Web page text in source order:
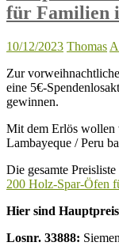
für Familien
10/12/2023 Thomas
Zur
eine 5€-
gewinnen.
Mit dem Erlös
Lambayeque / Peru
Die gesamte
200 Holz-Spar-Öfen
Hier sind
Losnr. 33888: